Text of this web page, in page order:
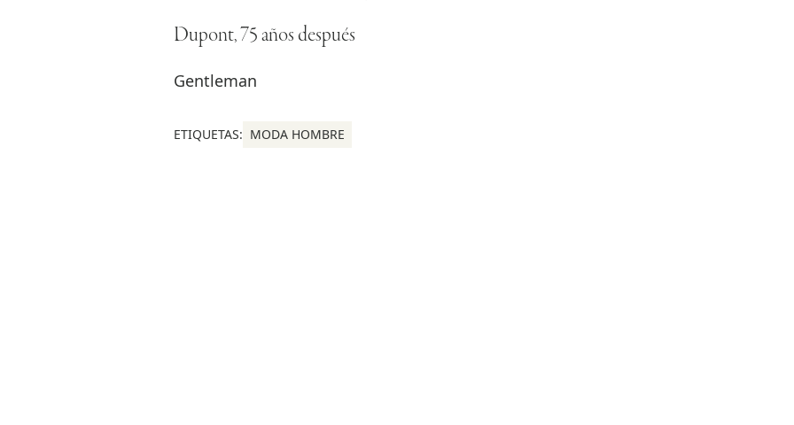
Dupont, 75 años después
Gentleman
ETIQUETAS: MODA HOMBRE